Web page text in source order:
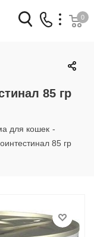
88-32
0
85 гр
для кошек -
85 гр